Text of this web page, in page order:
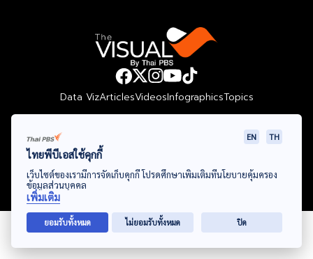
Data VizArticlesVideosInfographicsTopics
© Thai Public Broadcasting Service. All Rights Reserved
ไทยพีบีเอสใช้คุกกี้
EN TH
เว็บไซต์ของเรามีการจัดเก็บคุกกี้ โปรดศึกษาเพิ่มเติมที่นโยบายคุ้มครอง
ข้อมูลส่วนบุคคล
เพิ่มเติม
ยอมรับทั้งหมด ไม่ยอมรับทั้งหมด ปิด